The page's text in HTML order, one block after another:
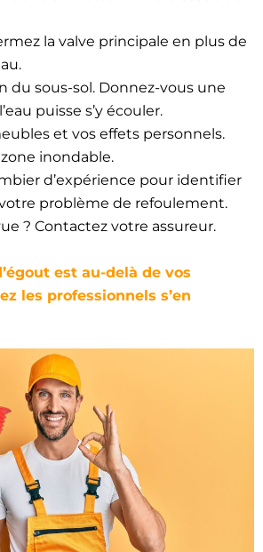
la valve principale en plus de
du sous-sol. Donnez-vous une
puisse s’y écouler.
et vos effets personnels.
inondable.
d’expérience pour identifier
problème de refoulement.
? Contactez votre assureur.
est au-delà de vos
les professionnels s’en